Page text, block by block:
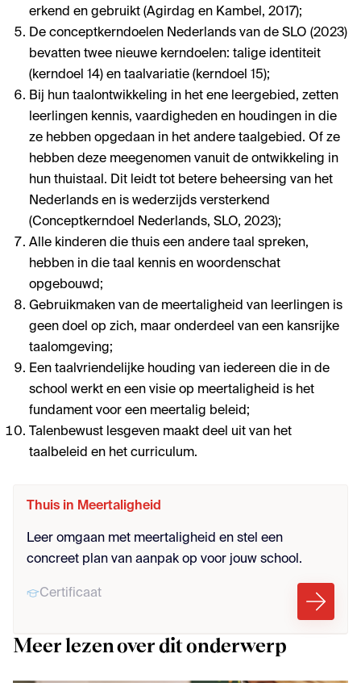
erkend en gebruikt (Agirdag en Kambel, 2017);
De conceptkerndoelen Nederlands van de SLO (2023)
bevatten twee nieuwe kerndoelen: talige identiteit
(kerndoel 14) en taalvariatie (kerndoel 15);
Bij hun taalontwikkeling in het ene leergebied, zetten
leerlingen kennis, vaardigheden en houdingen in die
ze hebben opgedaan in het andere taalgebied. Of ze
hebben deze meegenomen vanuit de ontwikkeling in
hun thuistaal. Dit leidt tot betere beheersing van het
Nederlands en is wederzijds versterkend
(Conceptkerndoel Nederlands, SLO, 2023);
Alle kinderen die thuis een andere taal spreken,
hebben in die taal kennis en woordenschat
opgebouwd;
Gebruikmaken van de meertaligheid van leerlingen is
geen doel op zich, maar onderdeel van een kansrijke
taalomgeving;
Een taalvriendelijke houding van iedereen die in de
school werkt en een visie op meertaligheid is het
fundament voor een meertalig beleid;
Talenbewust lesgeven maakt deel uit van het
taalbeleid en het curriculum.
Thuis in Meertaligheid
Leer omgaan met meertaligheid en stel een
concreet plan van aanpak op voor jouw school.
Certificaat
Meer lezen over dit onderwerp